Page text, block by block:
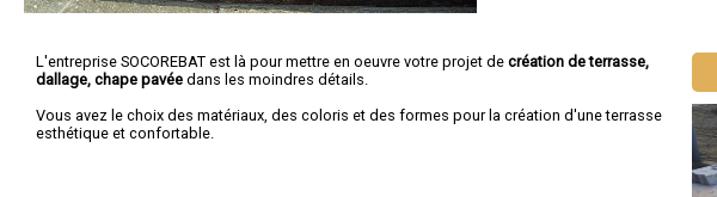
L'entreprise SOCOREBAT est là pour mettre en oeuvre votre projet de création de terrasse,
dallage, chape pavée dans les moindres détails.
Vous avez le choix des matériaux, des coloris et des formes pour la création d'une terrasse
esthétique et confortable.